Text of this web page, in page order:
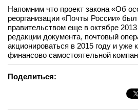
Напомним что проект закона «Об
реорганизации «Почты России» был
правительством еще в октябре
редакции документа, почтовый
акционироваться в 2015 году и уже
финансово самостоятельной
Поделиться: